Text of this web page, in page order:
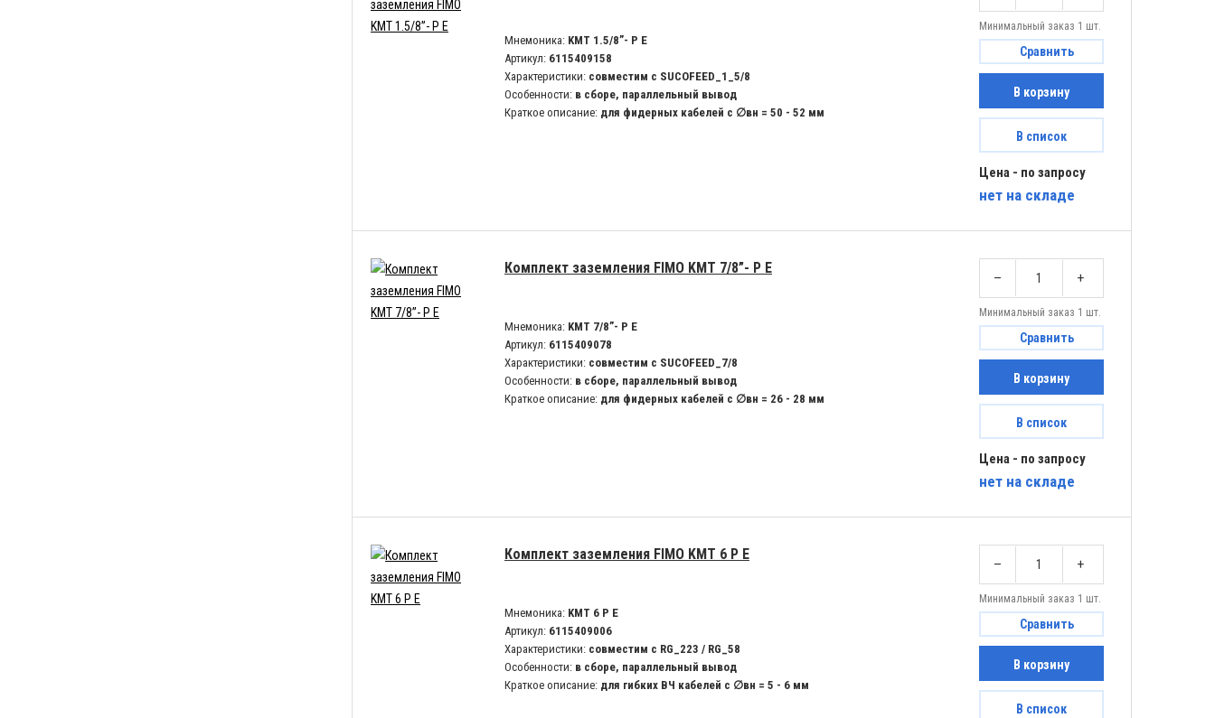
Мнемоника: KMT 1.5/8”- P E
Артикул: 6115409158
Характеристики: совместим с SUCOFEED_1_5/8
Особенности: в сборе, параллельный вывод
Краткое описание: для фидерных кабелей с ∅вн = 50 - 52 мм
Минимальный заказ 1 шт.
Сравнить
В корзину
В список
Цена - по запросу
нет на складе
Комплект заземления FIMO KMT 7/8”- P E
Мнемоника: KMT 7/8”- P E
Артикул: 6115409078
Характеристики: совместим с SUCOFEED_7/8
Особенности: в сборе, параллельный вывод
Краткое описание: для фидерных кабелей с ∅вн = 26 - 28 мм
– +
Минимальный заказ 1 шт.
Сравнить
В корзину
В список
Цена - по запросу
нет на складе
Комплект заземления FIMO KMT 6 P E
Мнемоника:
KMT 6 P E
Артикул: 6115409006
Характеристики: совместим с RG_223 / RG_58
Особенности: в сборе, параллельный вывод
Краткое описание: для гибких ВЧ кабелей с ∅вн = 5 - 6 мм
– +
Минимальный заказ 1 шт.
Сравнить
В корзину
В список